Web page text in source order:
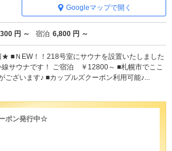
Googleマップで開く
円 ～ 宿泊 6,800 円 ～
■ＮEW！！218号室にサウナを設置いたしました
サウナです！ ご宿泊 ￥12800～ ■札幌市でここ
ございます♪ ■カップルズクーポン利用可能♪...
ポン発行中☆